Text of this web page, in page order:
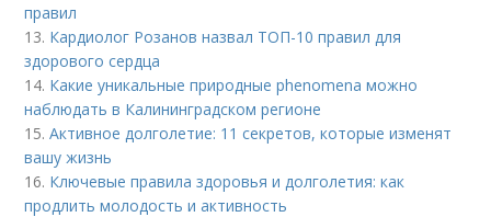
правил
13. Кардиолог Розанов назвал ТОП-10 правил для
здорового сердца
14. Какие уникальные природные phenomena можно
наблюдать в Калининградском регионе
15.Активное долголетие: 11 секретов, которые изменят
вашу жизнь
16. Ключевые правила здоровья и долголетия: как
продлить молодость и активность